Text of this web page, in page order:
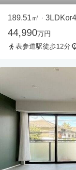
189.51㎡ ・
44,990万円
表参道駅徒歩12分